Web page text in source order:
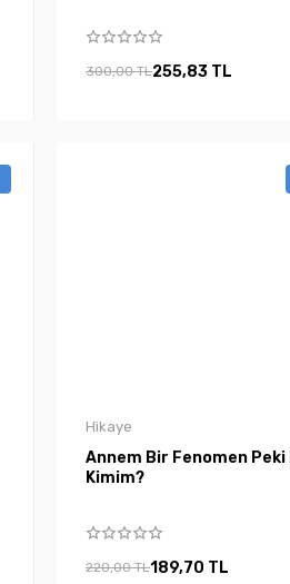
300,00 TL255,83 TL
Hikaye
Annem Bir Fenomen Peki
Kimim?
220,00 TL189,70 TL